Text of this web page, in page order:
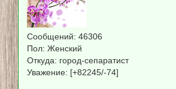
Сообщений: 46306
Пол: Женский
Откуда: город-сепаратист
Уважение: [+82245/-74]